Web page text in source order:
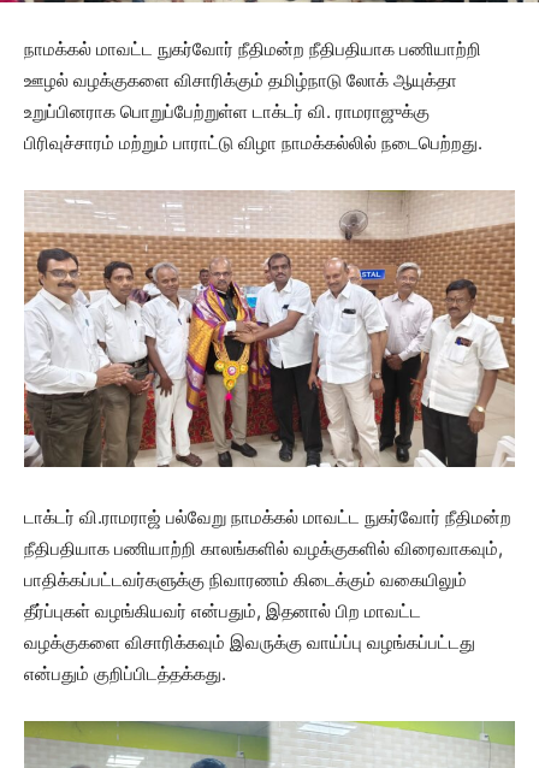
நாமக்கல் மாவட்ட நுகர்வோர் நீதிமன்ற நீதிபதியாக பணியாற்றி
ஊழல் வழக்குகளை விசாரிக்கும் தமிழ்நாடு லோக் ஆயுக்தா
உறுப்பினராக பொறுப்பேற்றுள்ள டாக்டர் வி. ராமராஜுக்கு
பிரிவுச்சாரம் மற்றும் பாராட்டு விழா நாமக்கல்லில் நடைபெற்றது.
டாக்டர் வி.ராமராஜ் பல்வேறு நாமக்கல் மாவட்ட நுகர்வோர் நீதிமன்ற
நீதிபதியாக பணியாற்றி காலங்களில் வழக்குகளில் விரைவாகவும்,
பாதிக்கப்பட்டவர்களுக்கு நிவாரணம் கிடைக்கும் வகையிலும்
தீர்ப்புகள் வழங்கியவர் என்பதும், இதனால் பிற மாவட்ட
வழக்குகளை விசாரிக்கவும் இவருக்கு வாய்ப்பு வழங்கப்பட்டது
என்பதும் குறிப்பிடத்தக்கது.